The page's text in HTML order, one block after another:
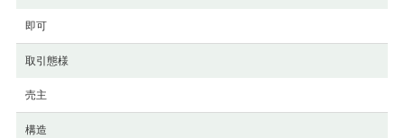
即可
取引態様
売主
構造